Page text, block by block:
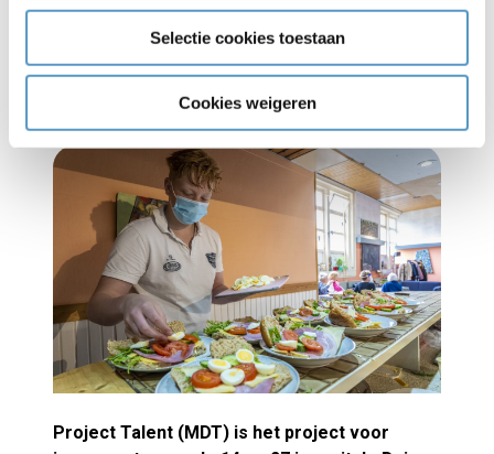
Selectie cookies toestaan
Cookies weigeren
Meer Project Talent
Project Talent (MDT) is het project voor